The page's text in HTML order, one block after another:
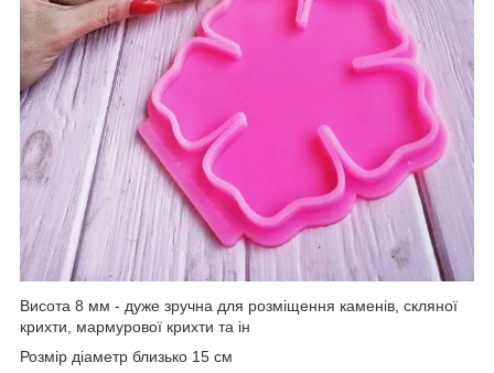
Висота 8 мм - дуже зручна для розміщення каменів, скляної
крихти, мармурової крихти та ін
Розмір діаметр близько 15 см